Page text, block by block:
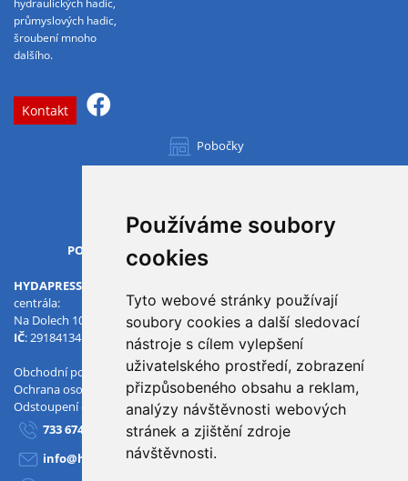
Používáme soubory
cookies
Tyto webové stránky používají
soubory cookies a další sledovací
nástroje s cílem vylepšení
uživatelského prostředí, zobrazení
přizpůsobeného obsahu a reklam,
analýzy návštěvnosti webových
stránek a zjištění zdroje
návštěvnosti.
hydraulických hadic,
průmyslových hadic,
šroubení mnoho
dalšího.
Kontakt
Pobočky
OTVÍRACÍ DOBA
PO-PÁ
HYDAPRESS CZ s.r.o.
centrála:
Na Dolech 109 586 01 Jihlava
IČ: 29184134 : CZ29184134
Obchodní podmínky
Ochrana osobních údajů
Odstoupení od smlouvy
733 674 293
info@hydapress.cz